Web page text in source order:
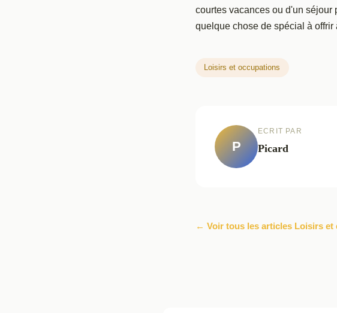
courtes vacances ou d'un séjour
quelque chose de spécial à
Loisirs et occupations
P
ECRIT PAR
Picard
← Voir tous les articles Loisirs et